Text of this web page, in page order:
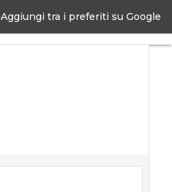
Aggiungi tra i preferiti su Google